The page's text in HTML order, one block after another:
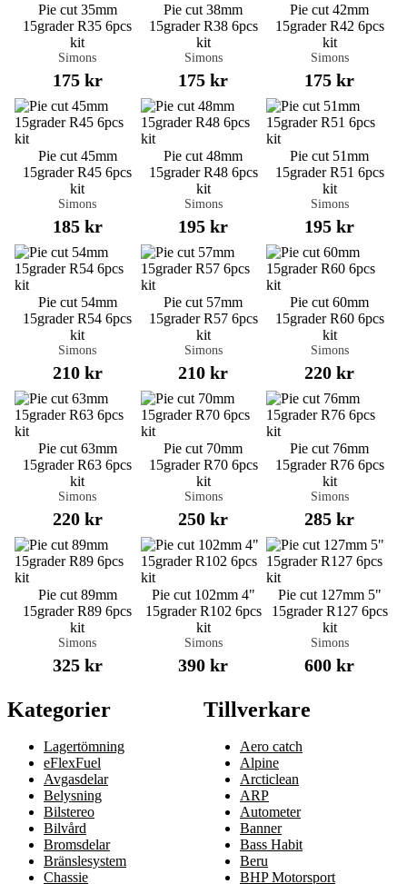
Pie cut 35mm
15grader R35 6pcs
kit
Simons
175 kr
Pie cut 38mm
15grader R38 6pcs
kit
Simons
175 kr
Pie cut 42mm
15grader R42 6pcs
kit
Simons
175 kr
Pie cut 45mm
15grader R45 6pcs
kit
Simons
185 kr
Pie cut 48mm
15grader R48 6pcs
kit
Simons
195 kr
Pie cut 51mm
15grader R51 6pcs
kit
Simons
195 kr
Pie cut 54mm
15grader R54 6pcs
kit
Simons
210 kr
Pie cut 57mm
15grader R57 6pcs
kit
Simons
210 kr
Pie cut 60mm
15grader R60 6pcs
kit
Simons
220 kr
Pie cut 63mm
15grader R63 6pcs
kit
Simons
220 kr
Pie cut 70mm
15grader R70 6pcs
kit
Simons
250 kr
Pie cut 76mm
15grader R76 6pcs
kit
Simons
285 kr
Pie cut 89mm
15grader R89 6pcs
kit
Simons
325 kr
Pie cut 102mm 4"
15grader R102 6pcs
kit
Simons
390 kr
Pie cut 127mm 5"
15grader R127 6pcs
kit
Simons
600 kr
Kategorier
Lagertömning
eFlexFuel
Avgasdelar
Belysning
Bilstereo
Bilvård
Bromsdelar
Bränslesystem
Chassie
Tillverkare
Aero catch
Alpine
Arcticlean
ARP
Autometer
Banner
Bass Habit
Beru
BHP Motorsport